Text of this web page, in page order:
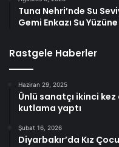
Tuna Nehri’nde Su
Gemi Enkazı Su Yüzüne
Rastgele Haberler
Haziran 29, 2025
Ünlü sanatçı ikinci
kutlama yaptı
Şubat 16, 2026
Diyarbakır’da Kız